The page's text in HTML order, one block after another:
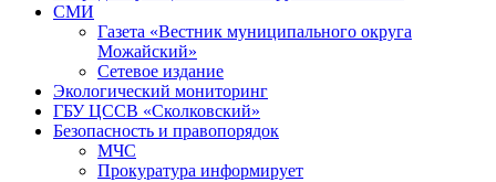
СМИ
Газета «Вестник муниципального округа
Можайский»
Сетевое издание
Экологический мониторинг
ГБУ ЦССВ «Сколковский»
Безопасность и правопорядок
МЧС
Прокуратура информирует